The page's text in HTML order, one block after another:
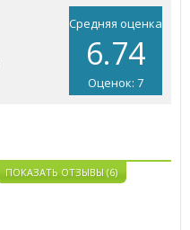
Средняя оценка
6.74
Оценок: 7
ПОКАЗАТЬ ОТЗЫВЫ (6)